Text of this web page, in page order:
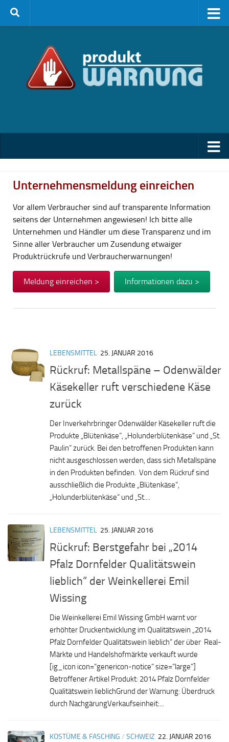
Zum Inhalt springen
Unternehmensmeldung einreichen
Vor allem Verbraucher sind auf transparente Information
seitens der Unternehmen angewiesen! Ich bitte alle
Unternehmen und Händler um diese Transparenz und im
Sinne aller Verbraucher um Zusendung etwaiger
Produktrückrufe und Verbraucherwarnungen!
Meldung einreichen > Informationen dazu >
LEBENSMITTEL 25. JANUAR 2016
Rückruf: Metallspäne – Odenwälder
Käsekeller ruft verschiedene Käse
zurück
Der Inverkehrbringer Odenwälder Käsekeller ruft die
Produkte „Blütenkäse“, „Holunderblütenkäse“ und „St.
Paulin“ zurück. Bei den betroffenen Produkten kann
nicht ausgeschlossen werden, dass sich Metallspäne
in den Produkten befinden. Von dem Rückruf sind
ausschließlich die Produkte „Blütenkäse“,
„Holunderblütenkäse“ und „St....
LEBENSMITTEL 25. JANUAR 2016
Rückruf: Berstgefahr bei „2014
Pfalz Dornfelder Qualitätswein
lieblich“ der Weinkellerei Emil
Wissing
Die Weinkellerei Emil Wissing GmbH warnt vor
erhöhter Druckentwicklung im Qualitätswein „2014
Pfalz Dornfelder Qualitätswein lieblich“ der über Real-
Märkte und Handelshofmärkte verkauft wurde
[ig_icon icon=“genericon-notice“ size=“large“]
Betroffener Artikel Produkt: 2014 Pfalz Dornfelder
Qualitätswein lieblichGrund der Warnung: Überdruck
durch NachgärungVerkaufseinheit:...
KOSTÜME & FASCHING / SCHWEIZ 22. JANUAR 2016